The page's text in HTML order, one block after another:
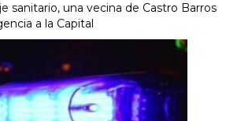
sanitario, una vecina de Castro Barros
a la Capital